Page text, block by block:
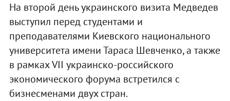
На второй день украинского визита Медведев
выступил перед студентами и
преподавателями Киевского национального
университета имени Тараса Шевченко, а также
в рамках VII украинско-российского
экономического форума встретился с
бизнесменами двух стран.